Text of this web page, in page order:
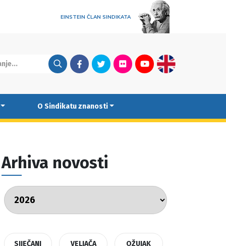
EINSTEIN ČLAN SINDIKATA
FacebookTwitterFlickrYoutubeEnglish
O Sindikatu znanosti
Arhiva novosti
SIJEČANJ VELJAČA OŽUJAK